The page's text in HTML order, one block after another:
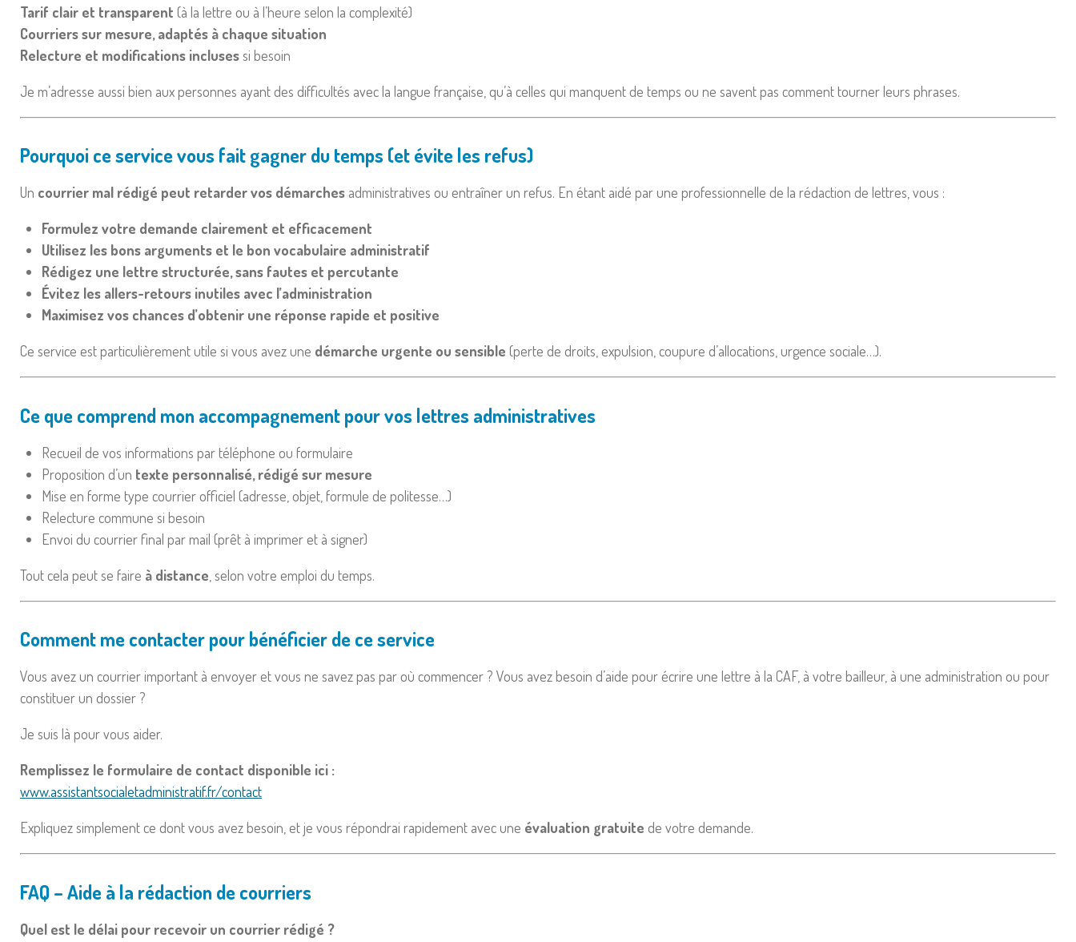
Tarif clair et transparent (à la lettre ou à l’heure selon la complexité)
Courriers sur mesure, adaptés à chaque situation
Relecture et modifications inclusessi besoin
Je m’adresse aussi bien aux personnes ayant des difficultés avec la langue française, qu’à celles qui manquent de temps ou ne savent pas comment tourner leurs phrases.
Pourquoi ce service vous fait gagner du temps (et évite les refus)
Un courrier mal rédigé peut retarder vos démarches administratives ou entraîner un refus. En étant aidé par une professionnelle de la rédaction de lettres, vous :
Formulez votre demande clairement et efficacement
Utilisez les bons arguments et le bon vocabulaire administratif
Rédigez une lettre structurée, sans fautes et percutante
Évitez les allers-retours inutiles avec l’administration
Maximisez vos chances d’obtenir une réponse rapide et positive
Ce service est particulièrement utile si vous avez une démarche urgente ou sensible (perte de droits, expulsion, coupure d’allocations, urgence sociale…).
Ce que comprend mon accompagnement pour vos lettres administratives
Recueil de vos informations par téléphone ou formulaire
Proposition d’un texte personnalisé, rédigé sur mesure
Mise en forme type courrier officiel (adresse, objet, formule de politesse…)
Relecture commune si besoin
Envoi du courrier final par mail (prêt à imprimer et à signer)
Tout cela peut se faire à distance , selon votre emploi du temps.
Comment me contacter pour bénéficier de ce service
Vous avez un courrier important à envoyer et vous ne savez pas par où commencer ? Vous avez besoin d’aide pour écrire une lettre à la CAF, à votre bailleur, à une administration ou pour
constituer un dossier ?
Je suis là pour vous aider.
Remplissez le formulaire de contact disponible ici :
www.assistantsocialetadministratif.fr/contact
Expliquez simplement ce dont vous avez besoin, et je vous répondrai rapidement avec une évaluation gratuite de votre demande.
FAQ – Aide à la rédaction de courriers
Quel est le délai pour recevoir un courrier rédigé ?